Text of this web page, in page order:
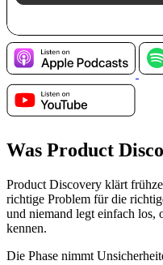
Was Product
Product Discovery klärt
richtige Problem für die
und niemand legt einfach los,
kennen.
Die Phase nimmt